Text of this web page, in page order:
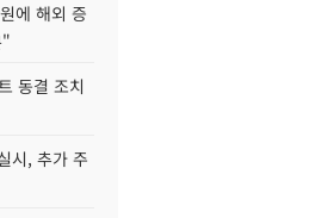
에 해외 증
"
동결 조치
시, 추가 주